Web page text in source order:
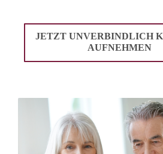
JETZT UNVERBINDLICH
AUFNEHMEN